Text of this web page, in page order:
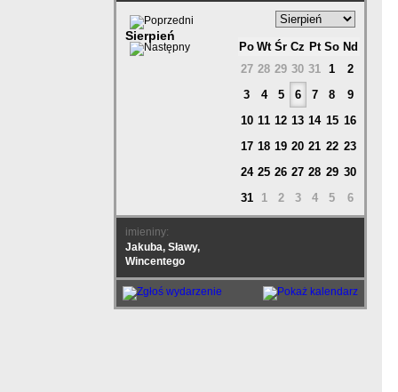
Sierpień
Po Wt Śr Cz Pt So Nd
27 28 29 30 31 1
2
3
4 5 6 7 8
9
10 11 12 13 14 15 16
17 18 19 20 21 22 23
24 25 26 27 28 29 30
31
1 2 3 4 5 6
imieniny:
Jakuba, Sławy,
Wincentego